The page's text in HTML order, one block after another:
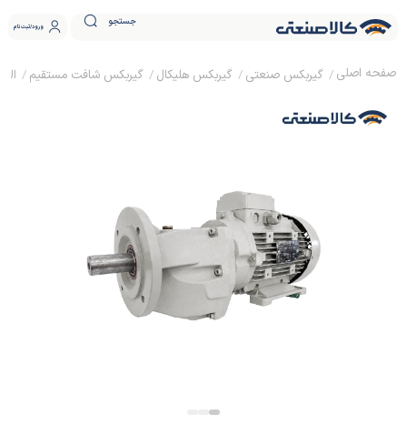
جستجو ورود ثبت نام
گیربکس صنعتی گیربکس هلیکال گیربکس شافت مستقیم